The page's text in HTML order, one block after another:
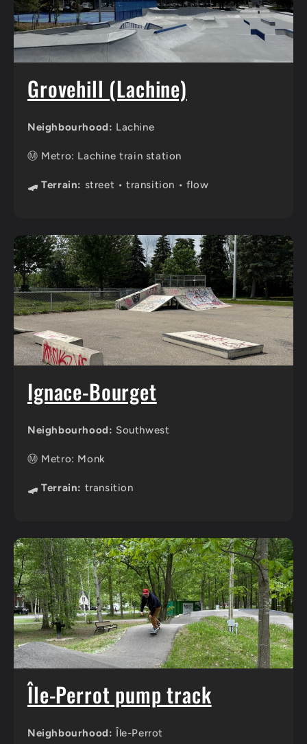
Grovehill (Lachine)
Neighbourhood: Lachine
Ⓜ️ Metro: Lachine train station
🛹 Terrain: street • transition • flow
Ignace-Bourget
Neighbourhood: Southwest
Ⓜ️ Metro: Monk
🛹 Terrain: transition
Île-Perrot pump track
Neighbourhood: Île-Perrot